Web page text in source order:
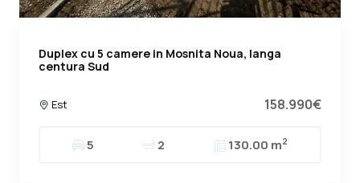
Duplex cu 5 camere in Mosnita Noua, langa
centura Sud
Est 158.990€
5 2 130.00 m2